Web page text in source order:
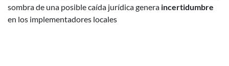
sombra de una posible caída jurídica genera incertidumbre
en los implementadores locales